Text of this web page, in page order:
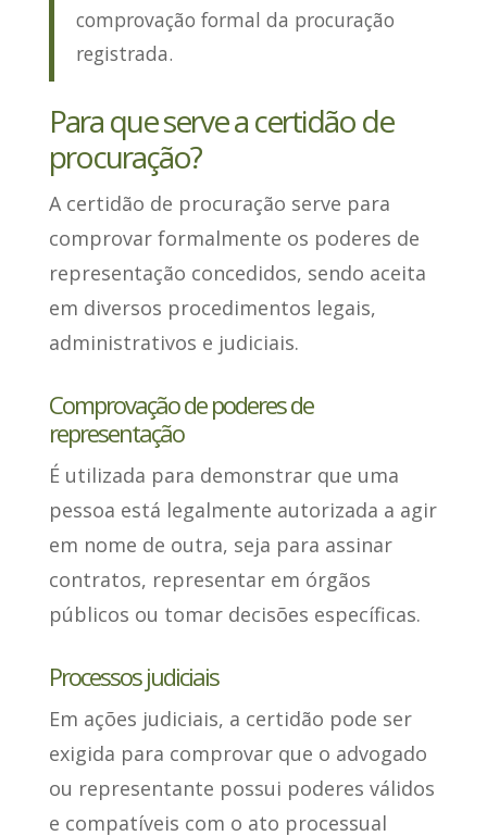
comprovação formal da procuração
registrada.
Para que serve a certidão de
procuração?
A certidão de procuração serve para
comprovar formalmente os poderes de
representação concedidos, sendo aceita
em diversos procedimentos legais,
administrativos e judiciais.
Comprovação de poderes de
representação
É utilizada para demonstrar que uma
pessoa está legalmente autorizada a agir
em nome de outra, seja para assinar
contratos, representar em órgãos
públicos ou tomar decisões específicas.
Processos judiciais
Em ações judiciais, a certidão pode ser
exigida para comprovar que o advogado
ou representante possui poderes válidos
e compatíveis com o ato processual